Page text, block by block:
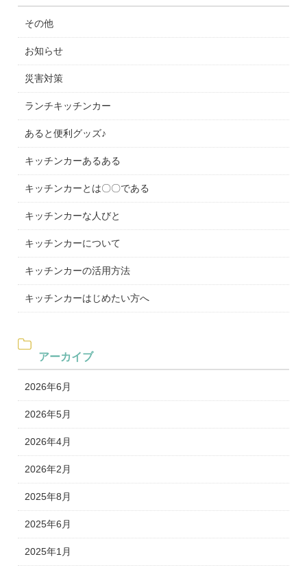
その他
お知らせ
災害対策
ランチキッチンカー
あると便利グッズ♪
キッチンカーあるある
キッチンカーとは〇〇である
キッチンカーな人びと
キッチンカーについて
キッチンカーの活用方法
キッチンカーはじめたい方へ
アーカイブ
2026年6月
2026年5月
2026年4月
2026年2月
2025年8月
2025年6月
2025年1月